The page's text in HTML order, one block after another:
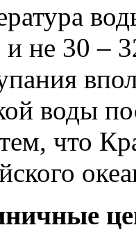
и не 30 –
воды
что